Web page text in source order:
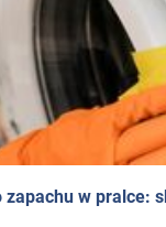
w pralce: